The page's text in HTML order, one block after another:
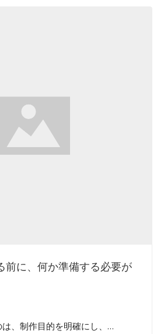
前に、何か準備する必要が
、制作目的を明確にし、…